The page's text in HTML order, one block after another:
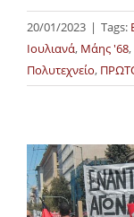
20/01/2023 | Tags:
Ιουλιανά, Μάης '68,
Πολυτεχνείο,